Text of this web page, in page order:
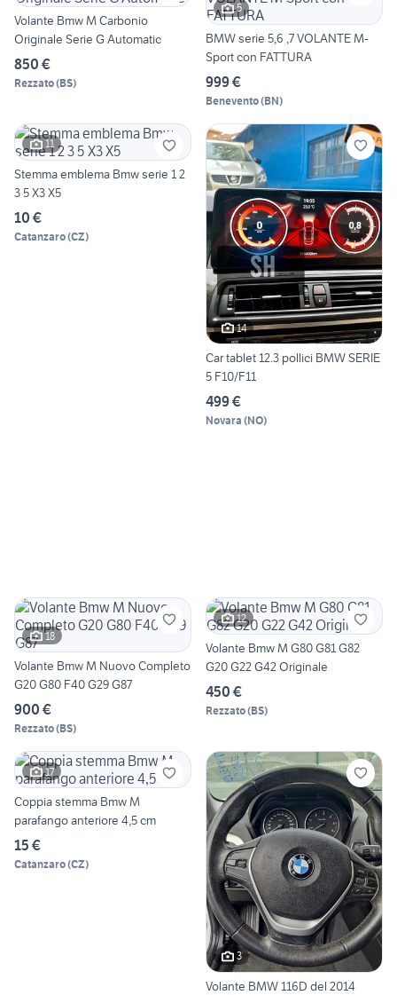
Volante Bmw M Carbonio
Originale Serie G Automatic
850 €
Rezzato(BS)
5
BMW serie 5,6 ,7 VOLANTE M-
Sport con FATTURA
999 €
Benevento(BN)
11
Stemma emblema Bmw serie 1 2
3 5 X3 X5
10 €
Catanzaro(CZ)
14
Car tablet 12.3 pollici BMW SERIE
5 F10/F11
499 €
Novara (NO)
18
Volante Bmw M Nuovo Completo
G20 G80 F40 G29 G87
900 €
Rezzato(BS)
12
Volante Bmw M G80 G81 G82
G20 G22 G42 Originale
450 €
Rezzato(BS)
17
Coppia stemma Bmw M
parafango anteriore 4,5 cm
15 €
Catanzaro(CZ)
3
Volante BMW 116D del 2014